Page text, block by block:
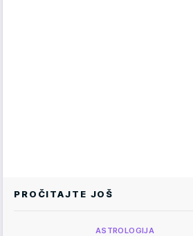
PROČITAJTE JOŠ
ASTROLOGIJA